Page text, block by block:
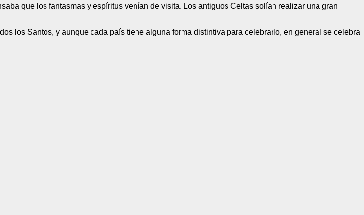
que los fantasmas y espíritus venían de visita. Los antiguos Celtas solían realizar una gran
los Santos, y aunque cada país tiene alguna forma distintiva para celebrarlo, en general se celebra